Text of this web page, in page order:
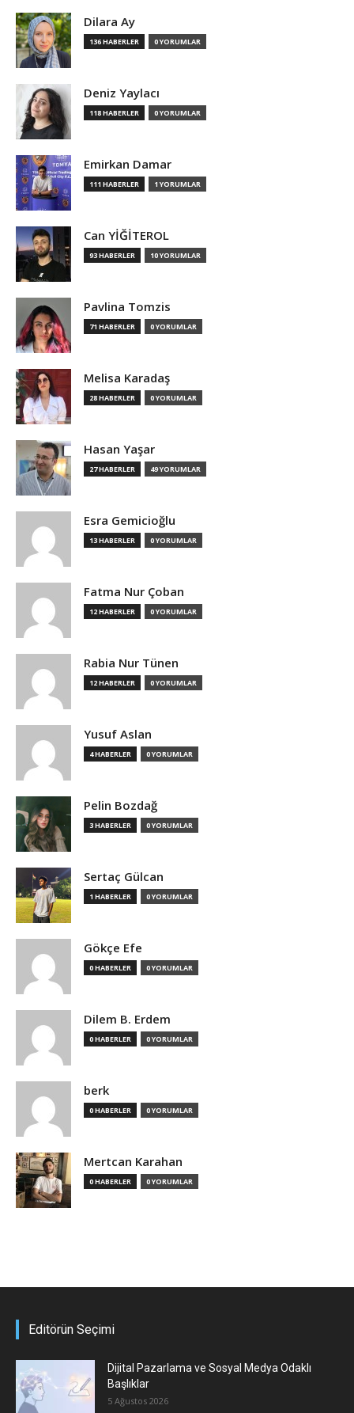
Dilara Ay
136 HABERLER 0 YORUMLAR
Deniz Yaylacı
118 HABERLER 0 YORUMLAR
Emirkan Damar
111 HABERLER 1 YORUMLAR
Can YİĞİTEROL
93 HABERLER 10 YORUMLAR
Pavlina Tomzis
71 HABERLER 0 YORUMLAR
Melisa Karadaş
28 HABERLER 0 YORUMLAR
Hasan Yaşar
27 HABERLER 49 YORUMLAR
Esra Gemicioğlu
13 HABERLER 0 YORUMLAR
Fatma Nur Çoban
12 HABERLER 0 YORUMLAR
Rabia Nur Tünen
12 HABERLER 0 YORUMLAR
Yusuf Aslan
4 HABERLER 0 YORUMLAR
Pelin Bozdağ
3 HABERLER 0 YORUMLAR
Sertaç Gülcan
1 HABERLER 0 YORUMLAR
Gökçe Efe
0 HABERLER 0 YORUMLAR
Dilem B. Erdem
0 HABERLER 0 YORUMLAR
berk
0 HABERLER 0 YORUMLAR
Mertcan Karahan
0 HABERLER 0 YORUMLAR
Editörün Seçimi
Dijital Pazarlama ve Sosyal Medya Odaklı
Başlıklar
5 Ağustos 2026